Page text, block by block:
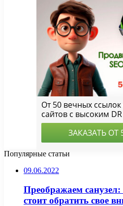
Популярные статьи
09.06.2022
Преображаем
стоит обратить свое